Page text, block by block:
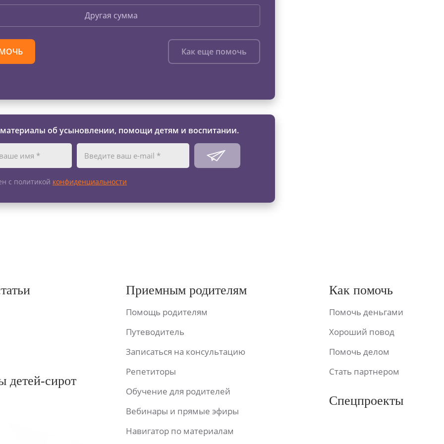
Другая сумма
Как еще помочь
об усыновлении, помощи детям и воспитании.
с политикой конфиденциальности
детей-сирот
Приемным родителям
Помощь родителям
Путеводитель
Записаться на консультацию
Репетиторы
Обучение для родителей
Вебинары и прямые эфиры
Навигатор по материалам
Как помочь
Помочь деньгами
Хороший повод
Помочь делом
Стать партнером
Спецпроекты